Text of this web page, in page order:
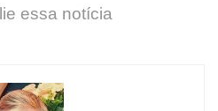
emoção
essa notícia